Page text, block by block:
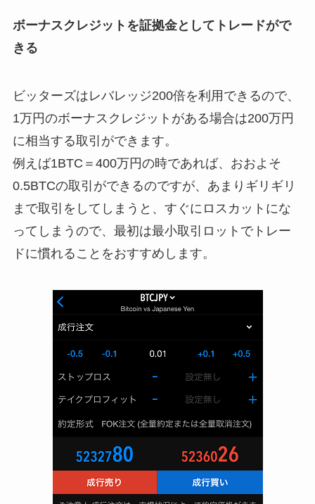
ボーナスクレジットを証拠金としてトレードがで
きる
ビッターズはレバレッジ200倍を利用できるので、
1万円のボーナスクレジットがある場合は200万円
に相当する取引ができます。
例えば1BTC＝400万円の時であれば、おおよそ
0.5BTCの取引ができるのですが、あまりギリギリ
まで取引をしてしまうと、すぐにロスカットにな
ってしまうので、 最初は最小取引ロットでトレー
ドに慣れることをおすすめ します。